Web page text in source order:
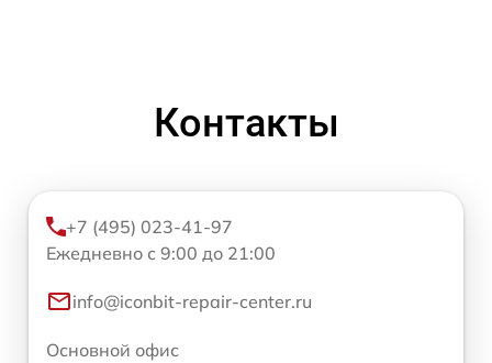
Контакты
+7 (495) 023-41-97
Ежедневно с 9:00 до 21:00
info@iconbit-repair-center.ru
Основной офис